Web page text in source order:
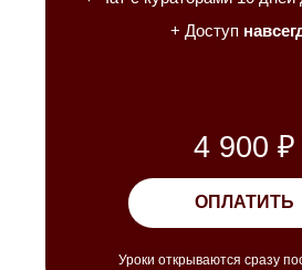
+ Доступ
ОПЛАТИТЬ
4 900 ₽
Уроки открываются сразу